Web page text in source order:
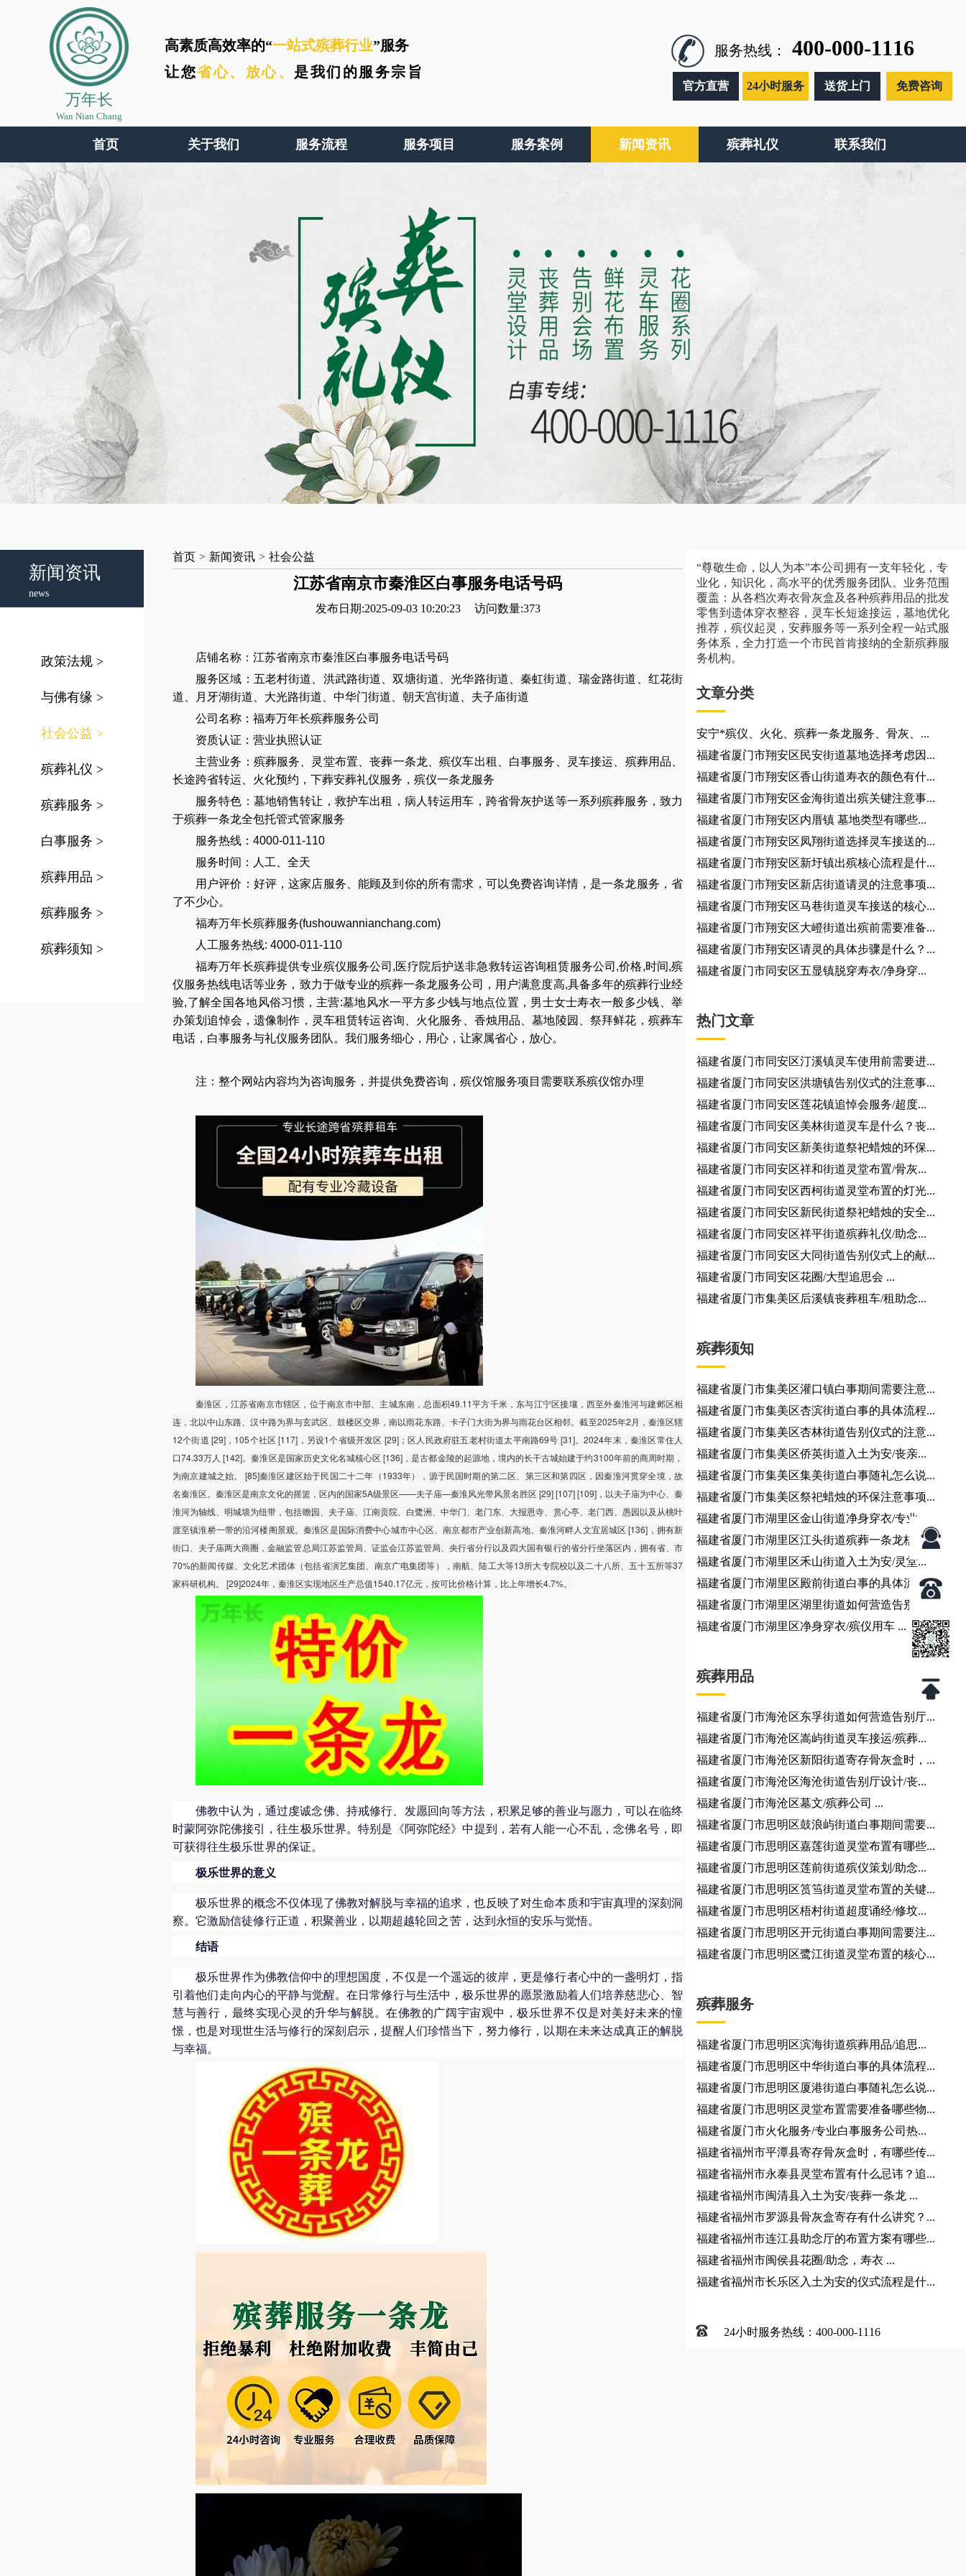
万年长
Wan Nian Chang
高素质高效率的“一站式殡葬行业”服务
让您省心、 放心、 是我们的服务宗旨
服务热线： 400-000-1116
官方直营 24小时服务 送货上门 免费咨询
首页 关于我们 服务流程 服务项目 服务案例 新闻资讯 殡葬礼仪 联系我们
新闻资讯
news
政策法规 >
与佛有缘 >
社会公益 >
殡葬礼仪 >
殡葬服务 >
白事服务 >
殡葬用品 >
殡葬服务 >
殡葬须知 >
首页 > 新闻资讯 > 社会公益
江苏省南京市秦淮区白事服务电话号码
发布日期:2025-09-03 10:20:23 访问数量:373
店铺名称：江苏省南京市秦淮区白事服务电话号码
服务区域： 五老村街道、洪武路街道、双塘街道、光华路街道、秦虹街道、瑞金路街道、红花街
道、月牙湖街道、大光路街道、中华门街道、朝天宫街道、夫子庙街道
公司名称： 福寿万年长殡葬服务公司
资质认证：营业执照认证
主营业务： 殡葬服务 灵堂布置 、丧葬一条龙 、殡仪车出租 白事服务 灵车接运 殡葬用品
长途跨省转运
火化预约 ， 下葬安葬礼仪服务 ， 殡仪一条龙服务
服务特色： 墓地销售转让 ， 救护车出租 ， 病人转运用车 ， 跨省骨灰护送等一系列殡葬服务， 致力
于殡葬一条龙全包托管式管家服务
服务热线：4000-011-110
服务时间：人工、全天
用户评价：好评，这家店服务、能顾及到你的所有需求，可以免费咨询详情，是一条龙服务，省
了不少心。
福寿万年长殡葬服务(fushouwannianchang.com)
人工服务热线: 4000-011-110
福寿万年长殡葬提供专业殡仪服务公司 ,医疗院后护送非急救转运咨询租赁服务公司 ,价格,时间,殡
仪服务热线电话等业务，致力于做专业的殡葬一条龙服务公司
，用户满意度高,具备多年的殡葬行业经
验,了解全国各地风俗习惯，主营:墓地风水一平方多少钱与地点位置 ， 男士女士寿衣一般多少钱 、举
办策划追悼会 ， 遗像制作 ， 灵车租赁转运咨询 火化服务 香烛用品 、墓地陵园 、祭拜鲜花 ， 殡葬车
电话 ， 白事服务与礼仪服务团队 。我们服务细心，用心，让家属省心，放心。
注：整个网站内容均为咨询服务，并提供免费咨询，殡仪馆服务项目需要联系殡仪馆办理
秦淮区，江苏省南京市辖区，位于南京市中部、主城东南，总面积49.11平方千米，东与江宁区接壤，西至外秦淮河与建邺区相
连，北以中山东路、汉中路为界与玄武区、鼓楼区交界，南以雨花东路、卡子门大街为界与雨花台区相邻。截至2025年2月，秦淮区辖
12个街道 [29]，105个社区 [117]，另设1个省级开发区 [29]；区人民政府驻五老村街道太平南路69号 [31]。2024年末，秦淮区常住人
口74.33万人 [142]。秦淮区是国家历史文化名城核心区 [136]，是古都金陵的起源地，境内的长干古城始建于约3100年前的商周时期，
为南京建城之始。 [85]秦淮区建区始于民国二十二年（1933年），源于民国时期的第二区、第三区和第四区，因秦淮河贯穿全境，故
名秦淮区。秦淮区是南京文化的摇篮，区内的国家5A级景区——夫子庙—秦淮风光带风景名胜区 [29] [107] [109]，以夫子庙为中心、秦
淮河为轴线、明城墙为纽带，包括瞻园、夫子庙、江南贡院、白鹭洲、中华门、老门东、大报恩寺、赏心亭、老门西、愚园以及从桃叶
渡至镇淮桥一带的沿河楼阁景观。秦淮区是国际消费中心城市中心区、南京都市产业创新高地、秦淮河畔人文宜居城区 [136]，拥有新
街口、夫子庙两大商圈，金融监管总局江苏监管局、证监会江苏监管局、央行省分行以及四大国有银行的省分行坐落区内，拥有省、市
70%的新闻传媒、文化艺术团体（包括省演艺集团、南京广电集团等），南航、陆工大等13所大专院校以及二十八所、五十五所等37
家科研机构。 [29]2024年，秦淮区实现地区生产总值1540.17亿元，按可比价格计算，比上年增长4.7%。
佛教中认为，通过虔诚念佛、持戒修行、发愿回向等方法，积累足够的善业与愿力，可以在临终
时蒙阿弥陀佛接引，往生极乐世界。特别是《阿弥陀经》中提到，若有人能一心不乱，念佛名号，即
可获得往生极乐世界的保证。
极乐世界的意义
极乐世界的概念不仅体现了佛教对解脱与幸福的追求，也反映了对生命本质和宇宙真理的深刻洞
察。它激励信徒修行正道，积聚善业，以期超越轮回之苦，达到永恒的安乐与觉悟。
结语
极乐世界作为佛教信仰中的理想国度，不仅是一个遥远的彼岸，更是修行者心中的一盏明灯，指
引着他们走向内心的平静与觉醒。在日常修行与生活中，极乐世界的愿景激励着人们培养慈悲心、智
慧与善行，最终实现心灵的升华与解脱。在佛教的广阔宇宙观中，极乐世界不仅是对美好未来的憧
憬，也是对现世生活与修行的深刻启示，提醒人们珍惜当下，努力修行，以期在未来达成真正的解脱
与幸福。
“尊敬生命，以人为本”本公司拥有一支年轻化，专
业化，知识化，高水平的优秀服务团队。业务范围
覆盖：从各档次寿衣骨灰盒及各种殡葬用品的批发
零售到遗体穿衣整容，灵车长短途接运，墓地优化
推荐，殡仪起灵，安葬服务等一系列全程一站式服
务体系，全力打造一个市民首肯接纳的全新殡葬服
务机构。
文章分类
安宁*殡仪、火化、殡葬一条龙服务、骨灰、...
福建省厦门市翔安区民安街道墓地选择考虑因...
福建省厦门市翔安区香山街道寿衣的颜色有什...
福建省厦门市翔安区金海街道出殡关键注意事...
福建省厦门市翔安区内厝镇 墓地类型有哪些...
福建省厦门市翔安区凤翔街道选择灵车接送的...
福建省厦门市翔安区新圩镇出殡核心流程是什...
福建省厦门市翔安区新店街道请灵的注意事项...
福建省厦门市翔安区马巷街道灵车接送的核心...
福建省厦门市翔安区大嶝街道出殡前需要准备...
福建省厦门市翔安区请灵的具体步骤是什么？...
福建省厦门市同安区五显镇脱穿寿衣/净身穿...
热门文章
福建省厦门市同安区汀溪镇灵车使用前需要进...
福建省厦门市同安区洪塘镇告别仪式的注意事...
福建省厦门市同安区莲花镇追悼会服务/超度...
福建省厦门市同安区美林街道灵车是什么？丧...
福建省厦门市同安区新美街道祭祀蜡烛的环保...
福建省厦门市同安区祥和街道灵堂布置/骨灰...
福建省厦门市同安区西柯街道灵堂布置的灯光...
福建省厦门市同安区新民街道祭祀蜡烛的安全...
福建省厦门市同安区祥平街道殡葬礼仪/助念...
福建省厦门市同安区大同街道告别仪式上的献...
福建省厦门市同安区花圈/大型追思会 ...
福建省厦门市集美区后溪镇丧葬租车/租助念...
殡葬须知
福建省厦门市集美区灌口镇白事期间需要注意...
福建省厦门市集美区杏滨街道白事的具体流程...
福建省厦门市集美区杏林街道告别仪式的注意...
福建省厦门市集美区侨英街道入土为安/丧亲...
福建省厦门市集美区集美街道白事随礼怎么说...
福建省厦门市集美区祭祀蜡烛的环保注意事项...
福建省厦门市湖里区金山街道净身穿衣/专业...
福建省厦门市湖里区江头街道殡葬一条龙核心...
福建省厦门市湖里区禾山街道入土为安/灵堂...
福建省厦门市湖里区殿前街道白事的具体流程...
福建省厦门市湖里区湖里街道如何营造告别厅...
福建省厦门市湖里区净身穿衣/殡仪用车 ...
殡葬用品
福建省厦门市海沧区东孚街道如何营造告别厅...
福建省厦门市海沧区嵩屿街道灵车接运/殡葬...
福建省厦门市海沧区新阳街道寄存骨灰盒时，...
福建省厦门市海沧区海沧街道告别厅设计/丧...
福建省厦门市海沧区墓文/殡葬公司 ...
福建省厦门市思明区鼓浪屿街道白事期间需要...
福建省厦门市思明区嘉莲街道灵堂布置有哪些...
福建省厦门市思明区莲前街道殡仪策划/助念...
福建省厦门市思明区筼筜街道灵堂布置的关键...
福建省厦门市思明区梧村街道超度诵经/修坟...
福建省厦门市思明区开元街道白事期间需要注...
福建省厦门市思明区鹭江街道灵堂布置的核心...
殡葬服务
福建省厦门市思明区滨海街道殡葬用品/追思...
福建省厦门市思明区中华街道白事的具体流程...
福建省厦门市思明区厦港街道白事随礼怎么说...
福建省厦门市思明区灵堂布置需要准备哪些物...
福建省厦门市火化服务/专业白事服务公司热...
福建省福州市平潭县寄存骨灰盒时，有哪些传...
福建省福州市永泰县灵堂布置有什么忌讳？追...
福建省福州市闽清县入土为安/丧葬一条龙 ...
福建省福州市罗源县骨灰盒寄存有什么讲究？...
福建省福州市连江县助念厅的布置方案有哪些...
福建省福州市闽侯县花圈/助念，寿衣 ...
福建省福州市长乐区入土为安的仪式流程是什...
24小时服务热线：400-000-1116